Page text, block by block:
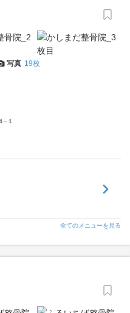
写真 19枚
−１
全てのメニューを見る